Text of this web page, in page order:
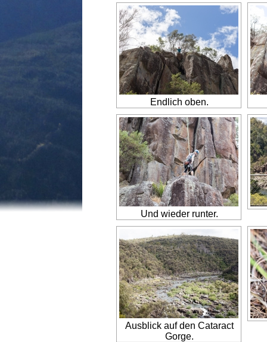
Endlich oben.
Und wieder runter.
Ausblick auf den Cataract
Gorge.